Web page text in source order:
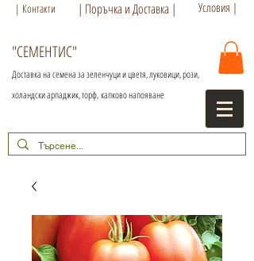
| Контакти | Поръчка и Доставка | Условия |
"СЕМЕНТИС"
Доставка на семена за зеленчуци и цветя, луковици, рози,
холандски арпаджик, торф,капково напояване